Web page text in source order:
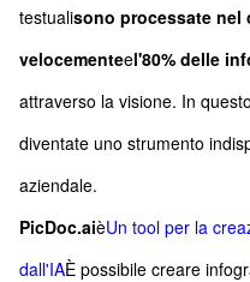
testualisono processate nel
velocementeel'80% delle
attraverso la visione. In
diventate uno strumento
aziendale.
PicDoc.aièUn tool per la
dall'IAÈ possibile creare